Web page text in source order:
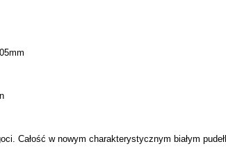
Całość w nowym charakterystycznym białym